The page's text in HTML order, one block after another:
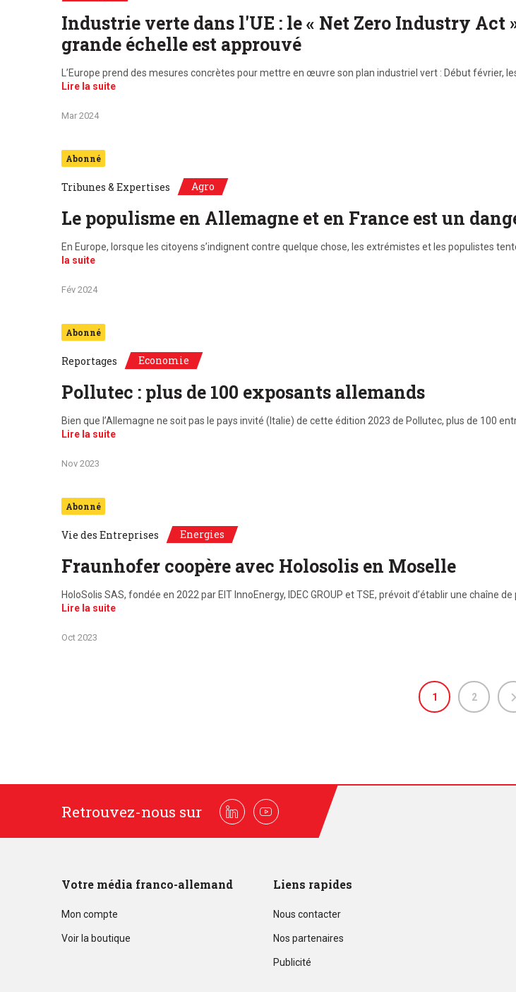
Industrie verte dans l'UE : le « Net Zero Industry
grande échelle est approuvé
L’Europe prend des mesures concrètes pour mettre en œuvre son plan industriel vert : Début février,
Lire la suite
Mar 2024
Abonné
Tribunes & Expertises Agro
Le populisme en Allemagne et en France est un
En Europe, lorsque les citoyens s’indignent contre quelque chose, les extrémistes et les populistes
la suite
Fév 2024
Abonné
Reportages Economie
Pollutec : plus de 100 exposants allemands
Bien que l’Allemagne ne soit pas le pays invité (Italie) de cette édition 2023 de Pollutec, plus de 100
Lire la suite
Nov 2023
Abonné
Vie des Entreprises Energies
Fraunhofer coopère avec Holosolis en Moselle
HoloSolis SAS, fondée en 2022 par EIT InnoEnergy, IDEC GROUP et TSE, prévoit d’établir une chaîne
Lire la suite
Oct 2023
1 2
Retrouvez-nous sur LinkedinYoutube
Votre média franco-allemand
Mon compte
Voir la boutique
Liens rapides
Nous contacter
Nos partenaires
Publicité